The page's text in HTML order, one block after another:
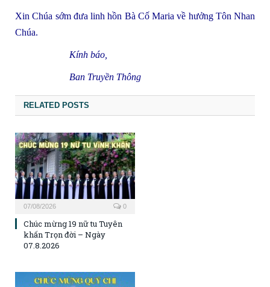
Xin Chúa sớm đưa linh hồn Bà Cố Maria về hưởng Tôn Nhan
Chúa.
Kính báo,
Ban Truyền Thông
RELATED POSTS
07/08/2026 0
Chúc mừng 19 nữ tu Tuyên
khấn Trọn đời – Ngày
07.8.2026